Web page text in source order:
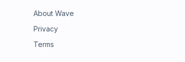
About Wave
Privacy
Terms